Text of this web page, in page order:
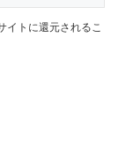
イトに還元されるこ